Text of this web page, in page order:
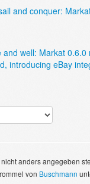
and conquer:
and well: Markat 0.6.0
introducing eBay
anders angegeben
von Buschmann